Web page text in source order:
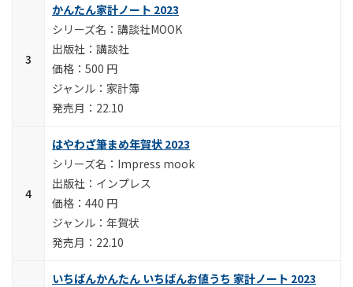
かんたん家計ノート 2023
講談社MOOK
講談社
500 円
家計簿
22.10
はやわざ筆まめ年賀状 2023
Impress mook
インプレス
440 円
年賀状
22.10
いちばんかんたん いちばんお値うち 家計ノート 2023